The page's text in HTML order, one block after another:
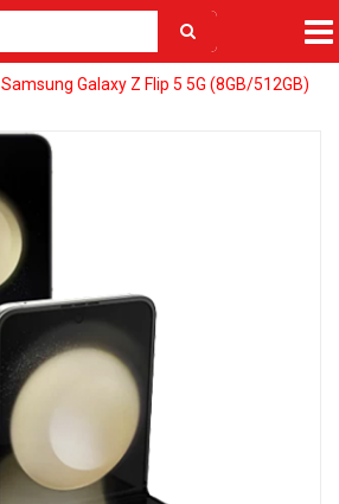
Samsung Galaxy Z Flip 5 5G (8GB/512GB)